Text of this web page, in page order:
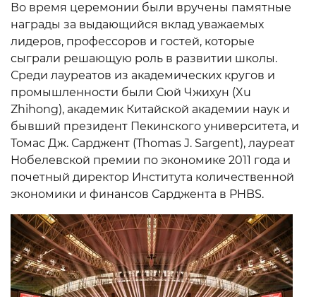
Во время церемонии были вручены памятные
награды за выдающийся вклад уважаемых
лидеров, профессоров и гостей, которые
сыграли решающую роль в развитии школы.
Среди лауреатов из академических кругов и
промышленности были Сюй Чжихун (Xu
Zhihong), академик Китайской академии наук и
бывший президент Пекинского университета, и
Томас Дж. Сарджент (Thomas J. Sargent), лауреат
Нобелевской премии по экономике 2011 года и
почетный директор Института количественной
экономики и финансов Сарджента в PHBS.